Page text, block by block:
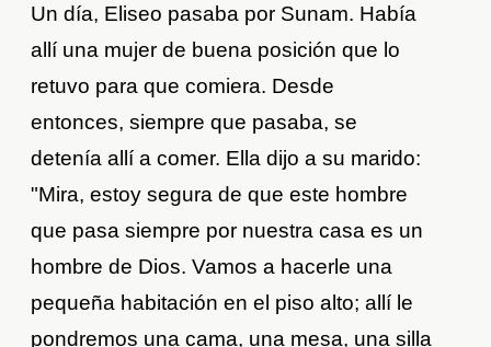
Un día, Eliseo pasaba por Sunam. Había
allí una mujer de buena posición que lo
retuvo para que comiera. Desde
entonces, siempre que pasaba, se
detenía allí a comer. Ella dijo a su marido:
"Mira, estoy segura de que este hombre
que pasa siempre por nuestra casa es un
hombre de Dios. Vamos a hacerle una
pequeña habitación en el piso alto; allí le
pondremos una cama, una mesa, una silla